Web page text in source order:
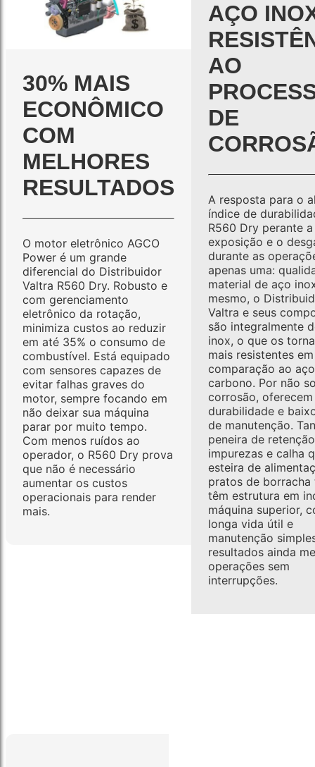
30% MAIS
ECONÔMICO
COM
MELHORES
RESULTADOS
O motor eletrônico AGCO
Power é um grande
diferencial do Distribuidor
Valtra R560 Dry. Robusto e
com gerenciamento
eletrônico da rotação,
minimiza custos ao reduzir
em até 35% o consumo de
combustível. Está equipado
com sensores capazes de
evitar falhas graves do
motor, sempre focando em
não deixar sua máquina
parar por muito tempo.
Com menos ruídos ao
operador, o R560 Dry prova
que não é necessário
aumentar os custos
operacionais para render
mais.
AÇO
AO
DE
A resposta para o
índice de
R560 Dry perante a
exposição e o
durante as
apenas uma:
material de aço
mesmo, o
Valtra e seus
são integralmente
inox, o que os
mais resistentes em
comparação ao
carbono. Por não
corrosão, oferecem
durabilidade e
de manutenção.
peneira de
impurezas e calha
esteira de
pratos de borracha
têm estrutura em
máquina superior,
longa vida útil e
manutenção
resultados ainda
operações sem
interrupções.